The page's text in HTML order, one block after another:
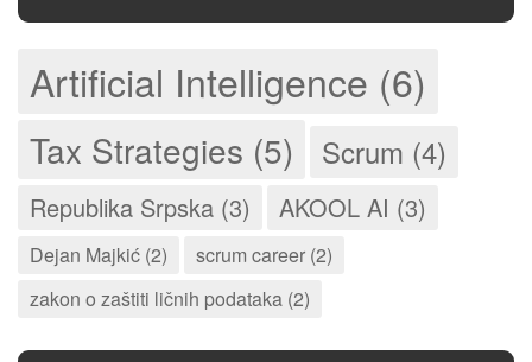
Artificial Intelligence (6)
Tax Strategies (5) Scrum (4)
Republika Srpska (3) AKOOL AI (3)
Dejan Majkić (2)
scrum career (2)
zakon o zaštiti ličnih podataka (2)